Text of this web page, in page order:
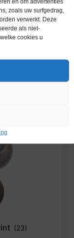
zoals uw surfgedrag,
verwerkt. Deze
als niet-
cookies u
(19)
(23)